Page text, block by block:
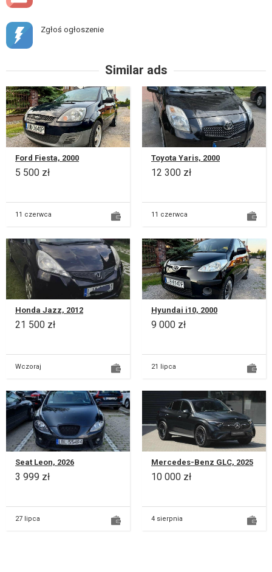
Zgłoś ogłoszenie
Similar ads
Ford Fiesta, 2000
5 500 zł
11 czerwca
Toyota Yaris, 2000
12 300 zł
11 czerwca
Honda Jazz, 2012
21 500 zł
Wczoraj
Hyundai i10, 2000
9 000 zł
21 lipca
Seat Leon, 2026
3 999 zł
27 lipca
Mercedes-Benz GLC, 2025
10 000 zł
4 sierpnia